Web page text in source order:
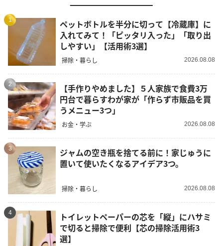
1
ペットボトルを半分に切って【冷蔵庫】に
入れてみて！「ピッタリ入った」「取り出
しやすい」【活用術3選】
掃除・暮らし 2026.08.08
2
【手作りやめました】５人家族で食費3万
円台で暮らすわが家が「作らず市販品を買
うメニュー3つ」
お金・学ぶ 2026.08.08
3
ジャムの空き瓶を捨てる前に！家じゅうに
置いて使いたくなるアイデア3つ。
掃除・暮らし 2026.08.08
4
トイレットペーパーの芯を「縦」にハサミ
で切ると掃除で便利【芯の掃除活用術3
選】